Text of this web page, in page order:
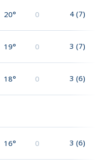
20° 0 4 (7)
19° 0 3 (7)
18° 0 3 (6)
16° 0 3 (6)